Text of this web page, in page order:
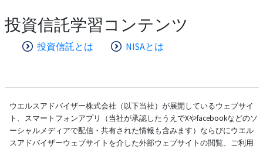
投資信託学習コンテンツ
投資信託とは NISAとは
ウエルスアドバイザー株式会社（以下当社）が展開しているウェブサイ
ト、スマートフォンアプリ（当社が承認したうえでXやfacebookなどのソ
ーシャルメディアで配信・共有された情報も含みます）ならびにウエル
スアドバイザーウェブサイトを介した外部ウェブサイトの閲覧、ご利用